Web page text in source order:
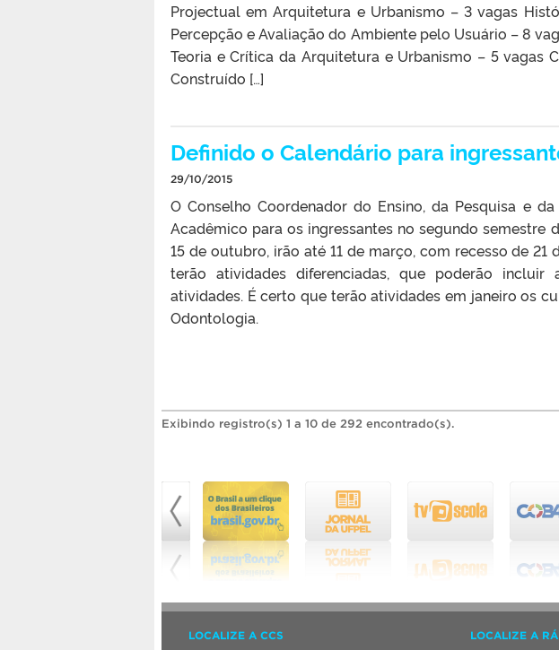
Projectual em Arquitetura e Urbanismo – 3 vagas
Percepção e Avaliação do Ambiente pelo Usuário – 8
Teoria e Crítica da Arquitetura e Urbanismo – 5 vagas
Construído […]
Definido o Calendário para
29/10/2015
O Conselho Coordenador do Ensino, da Pesquisa e
Acadêmico para os ingressantes no segundo semestre
15 de outubro, irão até 11 de março, com recesso de
terão atividades diferenciadas, que poderão
atividades. É certo que terão atividades em janeiro os
Odontologia.
Exibindo registro(s) 1 a 10 de 292 encontrado(s).
LOCALIZE A CCS LOCALIZE A